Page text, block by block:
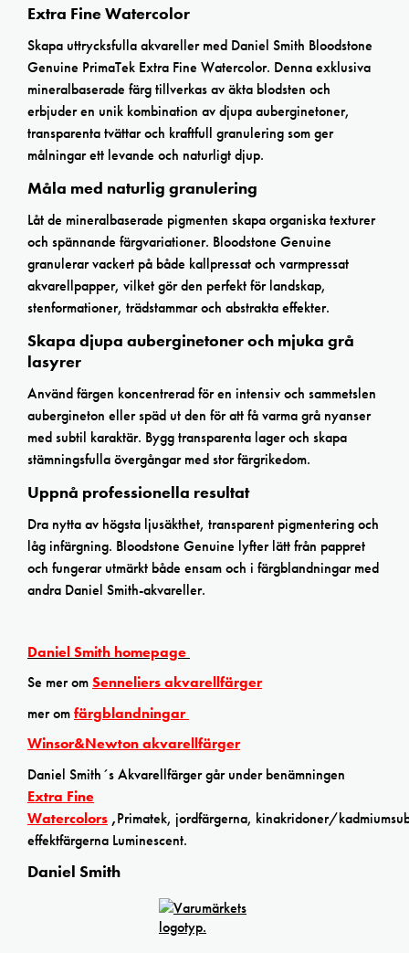
Extra Fine Watercolor
Skapa uttrycksfulla akvareller med Daniel Smith Bloodstone
Genuine PrimaTek Extra Fine Watercolor. Denna exklusiva
mineralbaserade färg tillverkas av äkta blodsten och
erbjuder en unik kombination av djupa auberginetoner,
transparenta tvättar och kraftfull granulering som ger
målningar ett levande och naturligt djup.
Måla med naturlig granulering
Låt de mineralbaserade pigmenten skapa organiska texturer
och spännande färgvariationer. Bloodstone Genuine
granulerar vackert på både kallpressat och varmpressat
akvarellpapper, vilket gör den perfekt för landskap,
stenformationer, trädstammar och abstrakta effekter.
Skapa djupa auberginetoner och mjuka grå
lasyrer
Använd färgen koncentrerad för en intensiv och sammetslen
aubergineton eller späd ut den för att få varma grå nyanser
med subtil karaktär. Bygg transparenta lager och skapa
stämningsfulla övergångar med stor färgrikedom.
Uppnå professionella resultat
Dra nytta av högsta ljusäkthet, transparent pigmentering och
låg infärgning. Bloodstone Genuine lyfter lätt från pappret
och fungerar utmärkt både ensam och i färgblandningar med
andra Daniel Smith-akvareller.
Daniel Smith homepage
Se mer omSenneliers akvarellfärger
mer omfärgblandningar
Winsor&Newton akvarellfärger
Daniel Smith´s Akvarellfärger går under benämningen
Extra Fine
Watercolors ,Primatek, jordfärgerna, kinakridoner/
effektfärgerna Luminescent.
Daniel Smith